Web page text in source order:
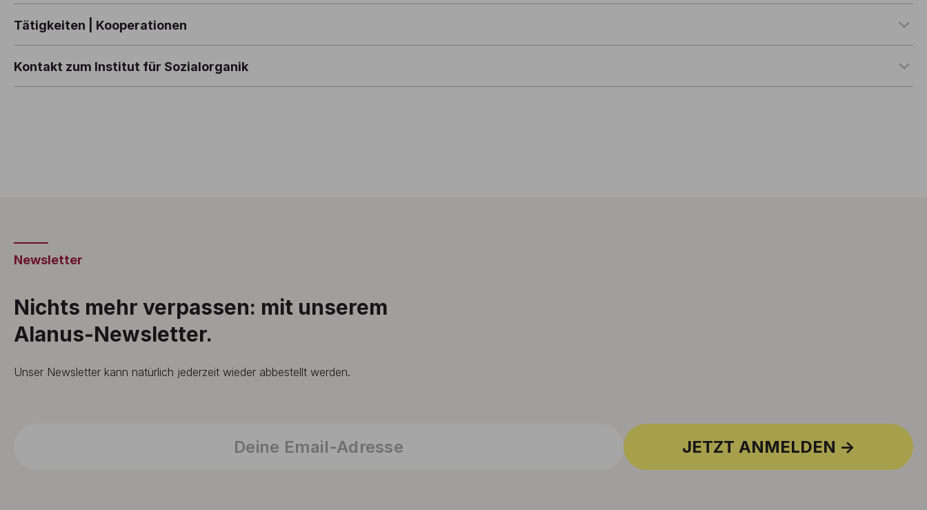
Tätigkeiten | Kooperationen
Kontakt zum Institut für Sozialorganik
Newsletter
Nichts mehr verpassen: mit unserem
Alanus-Newsletter.
Unser Newsletter kann natürlich jederzeit wieder abbestellt werden.
JETZT ANMELDEN